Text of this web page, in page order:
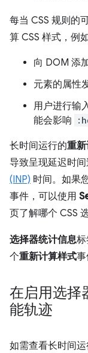
每当 CSS 规则的
算 CSS 样式，例
向 DOM 添
元素的属性
用户进行输
能会影响
长时间运行的重
导致呈现延迟时
(INP) 时间。如果
事件，可以使用
页了解哪个 CSS
选择器统计信息
个重新计算样式事
在启用选择
能轨迹
如需查看长时间运